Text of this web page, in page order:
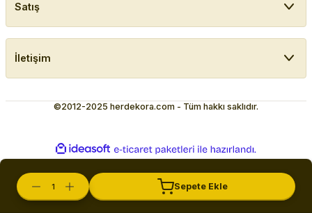
Sepete Ekle
Satış
İletişim
©2012-2025 herdekora.com - Tüm hakkı saklıdır.
ideasoft
e-
ticaret
hazırlandı.